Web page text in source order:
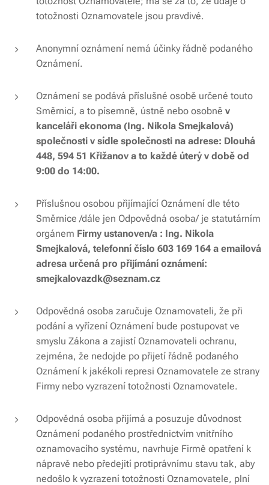
totožnosti Oznamovatele jsou pravdivé.
Anonymní oznámení nemá účinky řádně podaného
Oznámení.
Oznámení se podává příslušné osobě určené touto
Směrnicí, a to písemně, ústně nebo osobně v
kanceláři ekonoma (Ing. Nikola Smejkalová)
společnosti v sídle společnosti na adrese: Dlouhá
448, 594 51 Křižanov a to každé úterý v době od
9:00 do 14:00.
Příslušnou osobou přijímající Oznámení dle této
Směrnice /dále jen Odpovědná osoba/ je statutárním
orgánem Firmy ustanoven/a : Ing. Nikola
Smejkalová, telefonní číslo 603 169 164 a emailová
adresa určená pro přijímání oznámení:
smejkalovazdk@seznam.cz
Odpovědná osoba zaručuje Oznamovateli, že při
podání a vyřízení Oznámení bude postupovat ve
smyslu Zákona a zajistí Oznamovateli ochranu,
zejména, že nedojde po přijetí řádně podaného
Oznámení k jakékoli represi Oznamovatele ze strany
Firmy nebo vyzrazení totožnosti Oznamovatele.
Odpovědná osoba přijímá a posuzuje důvodnost
Oznámení podaného prostřednictvím vnitřního
oznamovacího systému, navrhuje Firmě opatření k
nápravě nebo předejití protiprávnímu stavu tak, aby
nedošlo k vyzrazení totožnosti Oznamovatele, plní